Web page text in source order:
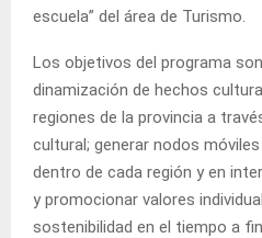
escuela” del área de Turismo.
Los objetivos del programa
dinamización de hechos
regiones de la provincia a
cultural; generar nodos
dentro de cada región y en
y promocionar valores
sostenibilidad en el tiempo a